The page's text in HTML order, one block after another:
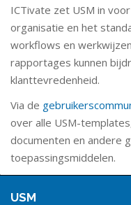
ICTivate zet USM in
organisatie en het
workflows en
rapportages kunnen
klanttevredenheid.
Via de
over alle USM-
documenten en andere
toepassingsmiddelen.
USM